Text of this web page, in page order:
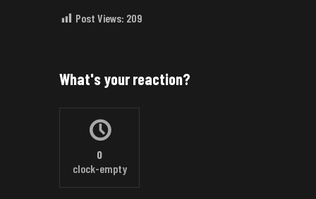
Post Views: 209
What's your reaction?
0
clock-empty